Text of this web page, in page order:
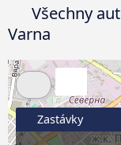
Všechny
Varna
Zastávky